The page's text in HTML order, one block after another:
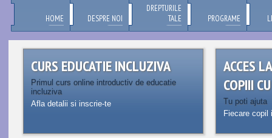
HOME DESPRE NOI
DREPTURILE
TALE
PROGRAME
CURS EDUCATIE INCLUZIVA
Primul curs online introductiv de educatie
incluziva
Afla detalii si inscrie-te
ACCES
COPIII
Tu poti ajuta
Fiecare